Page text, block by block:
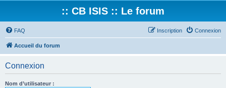
:: CB ISIS :: Le forum
FAQ Connexion
Inscription
Accueil du forum
Connexion
Nom d’utilisateur :